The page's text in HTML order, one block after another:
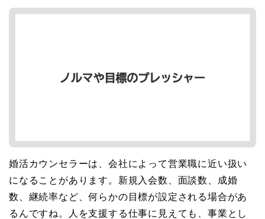
婚活カウンセラーは、会社によって営業職に近い扱い
になることがあります。新規入会数、面談数、成婚
数、継続率など、何らかの目標が設定される場合があ
るんですね。人を支援する仕事に見えても、事業とし